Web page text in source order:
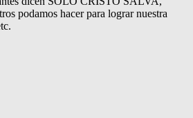
podamos hacer para lograr nuestra